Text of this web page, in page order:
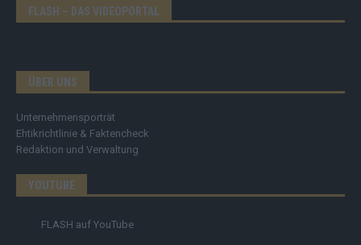
FLASH – DAS VIDEOPORTAL
ÜBER UNS
Unternehmensporträt
Ehtikrichtlinie & Faktencheck
Redaktion und Verwaltung
YOUTUBE
FLASH auf YouTube